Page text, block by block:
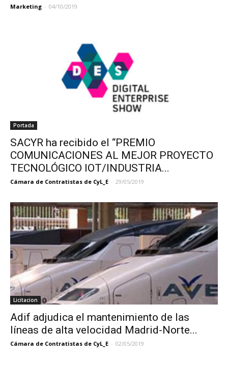
Marketing - 04/10/2019
Portada
SACYR ha recibido el “PREMIO
COMUNICACIONES AL MEJOR PROYECTO
TECNOLÓGICO IOT/INDUSTRIA...
Cámara de Contratistas de CyL_E - 29/05/2019
Licitacion
Adif adjudica el mantenimiento de las
líneas de alta velocidad Madrid-Norte...
Cámara de Contratistas de CyL_E - 02/05/2019